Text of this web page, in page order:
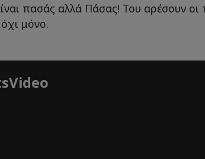
πασάς αλλά Πάσας! Του αρέσουν οι
μόνο.